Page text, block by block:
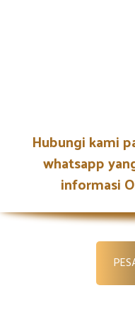
Hubungi kami
whatsapp
informasi